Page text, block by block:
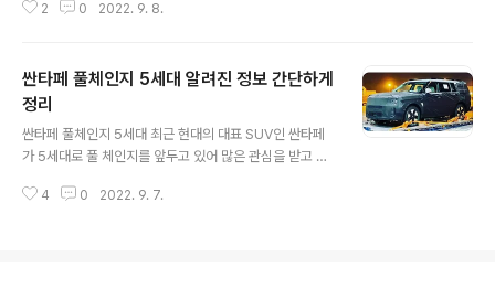
V CR-V를 한국 시장에 투입하고 분위기 반전을 나설 것으
람들의 관심이 모이고 있습니다. 9월5일 업계에 따르면 혼
다코리아는 내년 신형 어코드 와 CR-V를중심으로 적극적
인 영업 및 마케팅 활동을 이어나갈 계획이라고 밝혔는데
요. 회사는 2019년부터 이어진 일본 제품 불매운동이 2년
었던 한국의 판매율을 끌어올리기 위하여 대표 차량 2종의
2 0 2022. 9. 8.
싼타페 풀체인지 5세대 알려진 정보 간단하게
정리
싼타페 풀체인지 5세대 최근 현대의 대표 SUV인 싼타페
가 5세대로 풀 체인지를 앞두고 있어 많은 관심을 받고 있
하고 있죠. 그리고 최근에는 북미지역과 유럽으로 선적해
4 0 2022. 9. 7.